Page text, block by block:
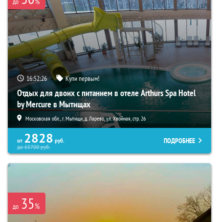
16:52:25 Купи первым!
Отдых для двоих с питанием в отеле Arthurs Spa Hotel
by Mercure в Мытищах
Московская обл., г. Мытищи, д. Ларево, ул. Хвойная, стр. 26
от 2828 руб.
до65700руб.
ПОДРОБНЕЕ
до 35%